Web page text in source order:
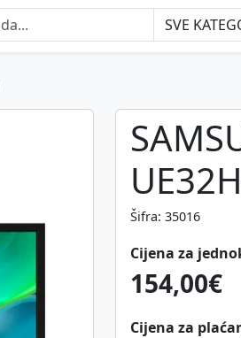
Šifra: 35016
Cijena za
154,00€
Cijena za